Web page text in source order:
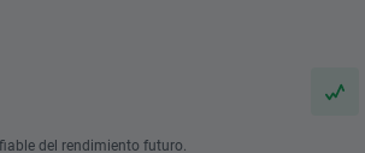
del rendimiento futuro.